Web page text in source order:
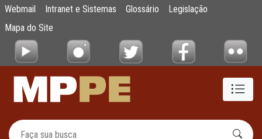
Pular para o Conteúdo principal
MPPE reforça direitos dos consumidores
Webmail Intranet e Sistemas Glossário
Legislação
Mapa do Site